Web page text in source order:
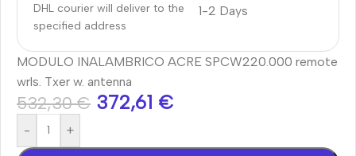
DHL courier will deliver to the
specified address
1-2 Days
MODULO INALAMBRICO ACRE SPCW220.000 remote
wrls. Txer w. antenna
532,30€ 372,61 €
- +